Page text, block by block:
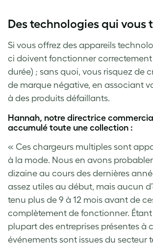
Des technologies qui vous
Si vous offrez des appareils
ci doivent fonctionner correctement
durée) ; sans quoi, vous risquez de
de marque négative, en associant
à des produits défaillants.
Hannah, notre directrice
accumulé toute une collection :
« Ces chargeurs multiples sont
à la mode. Nous en avons
dizaine au cours des dernières
assez utiles au début, mais aucun
tenu plus de 9 à 12 mois avant de
complètement de fonctionner.
plupart des entreprises présentes à
événements sont issues du secteur